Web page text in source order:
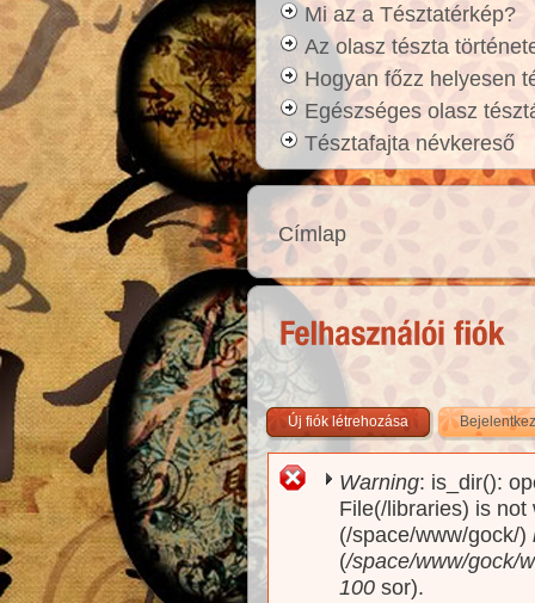
Mi az a Tésztatérkép?
Az olasz tészta
Hogyan főzz helyesen
Egészséges olasz
Tésztafajta névkereső
Címlap
Új fiók létrehozása
Hibaüzenet
Warning: is_dir():
File(/libraries) is
(/space/www/gock/)
(/space/www/gock/
100 sor).